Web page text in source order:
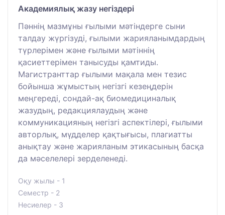
Академиялық жазу негіздері
Пәннің мазмұны ғылыми мәтіндерге сыни
талдау жүргізуді, ғылыми жарияланымдардың
түрлерімен және ғылыми мәтіннің
қасиеттерімен танысуды қамтиды.
Магистранттар ғылыми мақала мен тезис
бойынша жұмыстың негізгі кезеңдерін
меңгереді, сондай-ақ биомедициналық
жазудың, редакциялаудың және
коммуникацияның негізгі аспектілері, ғылыми
авторлық, мүдделер қақтығысы, плагиатты
анықтау және жарияланым этикасының басқа
да мәселелері зерделенеді.
Оқу жылы - 1
Семестр - 2
Несиелер - 3